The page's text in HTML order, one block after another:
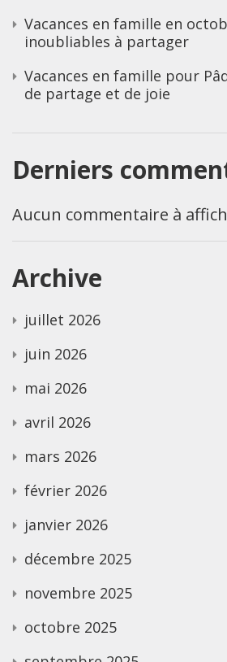
Vacances en famille en
inoubliables à partager
Vacances en famille pour
de partage et de joie
Derniers
Aucun commentaire à
Archive
juillet 2026
juin 2026
mai 2026
avril 2026
mars 2026
février 2026
janvier 2026
décembre 2025
novembre 2025
octobre 2025